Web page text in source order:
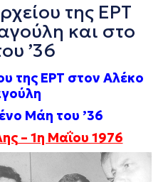
της ΕΡΤ
και στο
’36
της ΕΡΤ στον Αλέκο
Μάη του ’36
– 1η Μαΐου 1976